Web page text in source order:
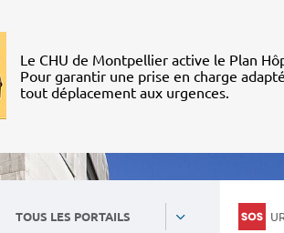
Le CHU de Montpellier active le Plan
Pour garantir une prise en charge
tout déplacement aux urgences.
TOUS LES PORTAILS